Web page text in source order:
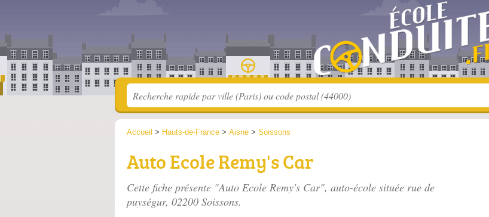
Accueil > Hauts-de-France > Aisne > Soissons
Auto Ecole Remy's Car
Cette fiche présente "Auto Ecole Remy's Car", auto-école située rue de
puységur, 02200 Soissons.